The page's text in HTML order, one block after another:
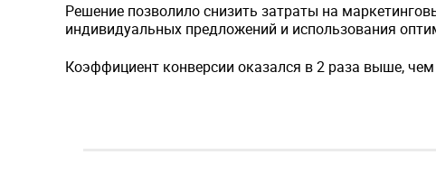
Решение позволило снизить затраты на
индивидуальных предложений и использования
Коэффициент конверсии оказался в 2 раза выше,